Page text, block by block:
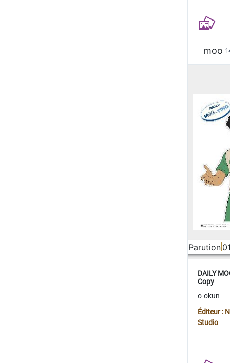
moo
Parution
DAILY
Copy
o-okun
Éditeur :
Studio